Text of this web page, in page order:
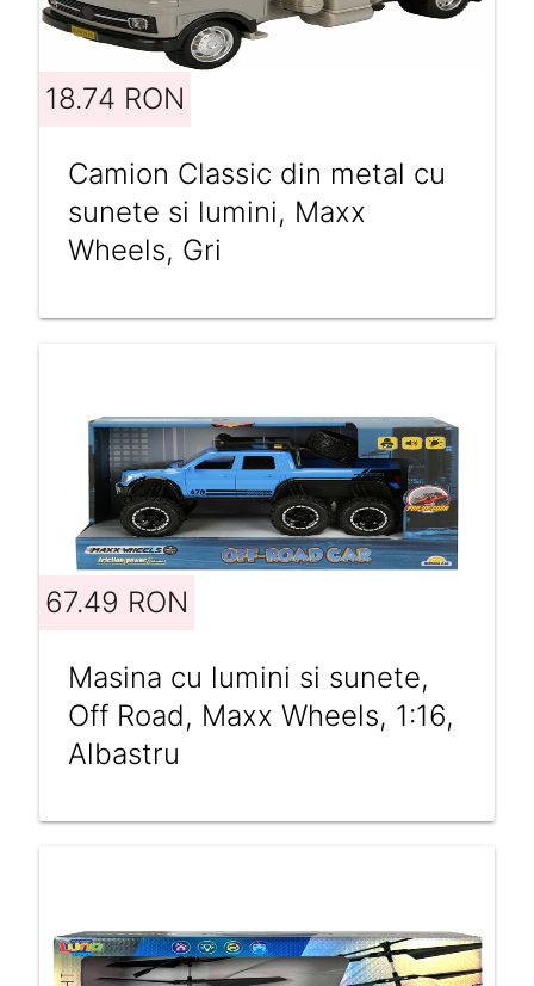
18.74 RON
Camion Classic din metal cu
sunete si lumini, Maxx
Wheels, Gri
67.49 RON
Masina cu lumini si sunete,
Off Road, Maxx Wheels, 1:16,
Albastru